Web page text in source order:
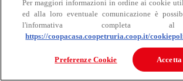
Bovino
Per maggiori informazioni in ordine ai cookie
ed alla loro eventuale comunicazione è
l'informativa completa
https://coopacasa.coopetruria.coop.it/
Preferenze Cookie Accetta